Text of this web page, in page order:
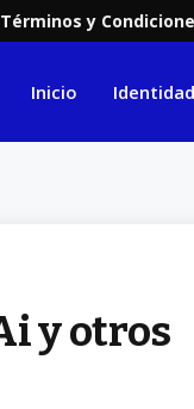
Términos y
Inicio Identidad
y otros